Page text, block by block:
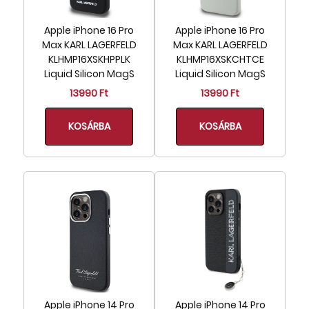
Rózsaszín (111)
Szürke (22)
Sárga (2)
Zöld (4)
Átlátszó (38)
Gumi (12)
Liquid Silicon (150)
Metal/Fém (2)
PC+Akril (54)
PC+Metal/Műanyag+Fém (4)
PC/Műanyag (57)
PU/Bőr (122)
Apple iPhone 16 Pro
Max KARL LAGERFELD
KLHMP16XSKHPPLK
Liquid Silicon MagS
13990 Ft
KOSÁRBA
Apple iPhone 16 Pro
Max KARL LAGERFELD
KLHMP16XSKCHTCE
Liquid Silicon MagS
13990 Ft
KOSÁRBA
Apple iPhone 14 Pro
Apple iPhone 14 Pro